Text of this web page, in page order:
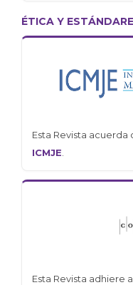
ÉTICA Y
Esta Revista
ICMJE
Esta Revista adhiere